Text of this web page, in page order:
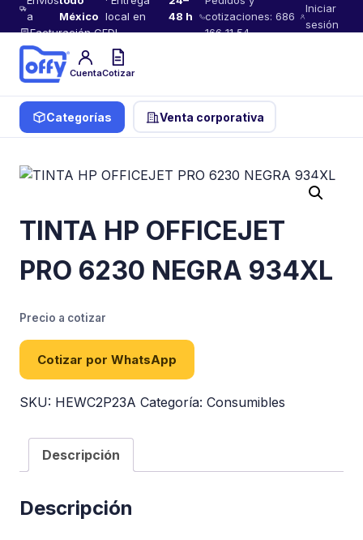
a
México local en
48 h
Facturación CFDI
cotizaciones: 686
166 11 54
Iniciar
sesión
CuentaCotizar
Categorías Venta corporativa
TINTA HP OFFICEJET
PRO 6230 NEGRA 934XL
Precio a cotizar
Cotizar por WhatsApp
SKU: HEWC2P23A Categoría: Consumibles
Descripción
Descripción